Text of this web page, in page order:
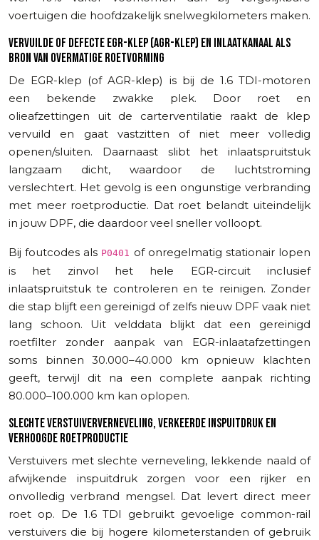
voertuigen die hoofdzakelijk snelwegkilometers maken.
VERVUILDE OF DEFECTE EGR-KLEP (AGR-KLEP) EN INLAATKANAAL ALS
BRON VAN OVERMATIGE ROETVORMING
De EGR-klep (of AGR-klep) is bij de 1.6 TDI-motoren
een bekende zwakke plek. Door roet en
olieafzettingen uit de carterventilatie raakt de klep
vervuild en gaat vastzitten of niet meer volledig
openen/sluiten. Daarnaast slibt het inlaatspruitstuk
langzaam dicht, waardoor de luchtstroming
verslechtert. Het gevolg is een ongunstige verbranding
met meer roetproductie. Dat roet belandt uiteindelijk
in jouw DPF, die daardoor veel sneller volloopt.
Bij foutcodes als P0401
of onregelmatig stationair lopen
is het zinvol het hele EGR-circuit inclusief
inlaatspruitstuk te controleren en te reinigen. Zonder
die stap blijft een gereinigd of zelfs nieuw DPF vaak niet
lang schoon. Uit velddata blijkt dat een gereinigd
roetfilter zonder aanpak van EGR-inlaatafzettingen
soms binnen 30.000–40.000 km opnieuw klachten
geeft, terwijl dit na een complete aanpak richting
80.000–100.000 km kan oplopen.
SLECHTE VERSTUIVERVERNEVELING, VERKEERDE INSPUITDRUK EN
VERHOOGDE ROETPRODUCTIE
Verstuivers met slechte verneveling, lekkende naald of
afwijkende inspuitdruk zorgen voor een rijker en
onvolledig verbrand mengsel. Dat levert direct meer
roet op. De 1.6 TDI gebruikt gevoelige common-rail
verstuivers die bij hogere kilometerstanden of gebruik